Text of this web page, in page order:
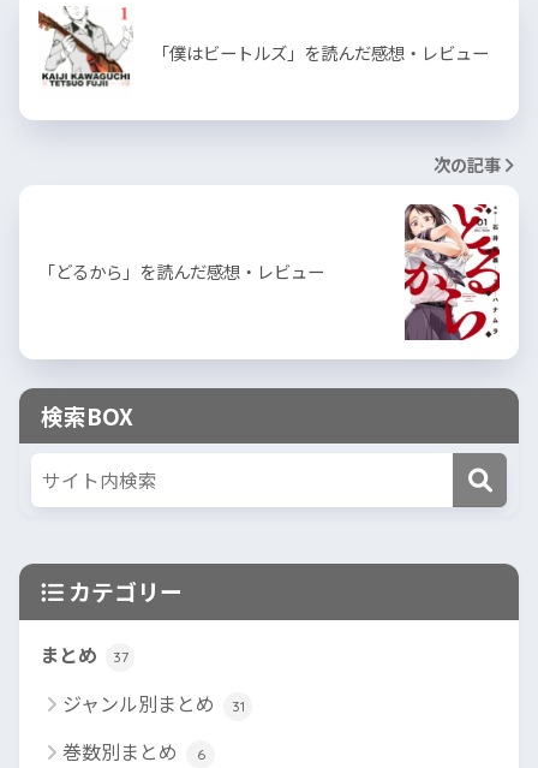
「僕はビートルズ」を読んだ感想・レビュー
次の記事
「どるから」を読んだ感想・レビュー
検索BOX
カテゴリー
まとめ 37
ジャンル別まとめ 31
巻数別まとめ 6